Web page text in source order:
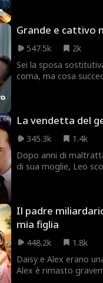
ha un obiettivo più
compagnie
sfruttano i clienti più
sempre un passo
lasciando una scia di
Grande e cattivo
547.5k
2k
Sei la sposa
coma, ma cosa
La vendetta del
345.3k
1.4k
Dopo anni di
di sua moglie, Leo
Il padre
mia figlia
448.2k
1.8k
Daisy e Alex erano
Alex è rimasto